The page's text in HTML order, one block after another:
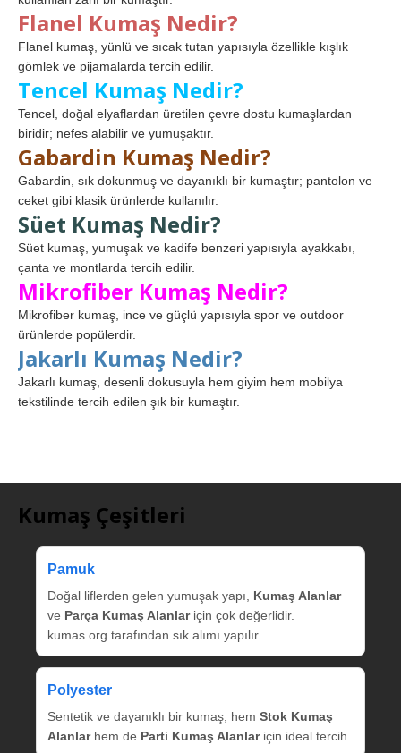
Flanel Kumaş Nedir?
Flanel kumaş, yünlü ve sıcak tutan yapısıyla özellikle kışlık
gömlek ve pijamalarda tercih edilir.
Tencel Kumaş Nedir?
Tencel, doğal elyaflardan üretilen çevre dostu kumaşlardan
biridir; nefes alabilir ve yumuşaktır.
Gabardin Kumaş Nedir?
Gabardin, sık dokunmuş ve dayanıklı bir kumaştır; pantolon ve
ceket gibi klasik ürünlerde kullanılır.
Süet Kumaş Nedir?
Süet kumaş, yumuşak ve kadife benzeri yapısıyla ayakkabı,
çanta ve montlarda tercih edilir.
Mikrofiber Kumaş Nedir?
Mikrofiber kumaş, ince ve güçlü yapısıyla spor ve outdoor
ürünlerde popülerdir.
Jakarlı Kumaş Nedir?
Jakarlı kumaş, desenli dokusuyla hem giyim hem mobilya
tekstilinde tercih edilen şık bir kumaştır.
Kumaş Çeşitleri
Pamuk
Doğal liflerden gelen yumuşak yapı, Kumaş Alanlar
ve Parça Kumaş Alanlariçin çok değerlidir.
kumas.org tarafından sık alımı yapılır.
Polyester
Sentetik ve dayanıklı bir kumaş; hem Stok Kumaş
Alanlarhem de Parti Kumaş Alanlariçin ideal tercih.